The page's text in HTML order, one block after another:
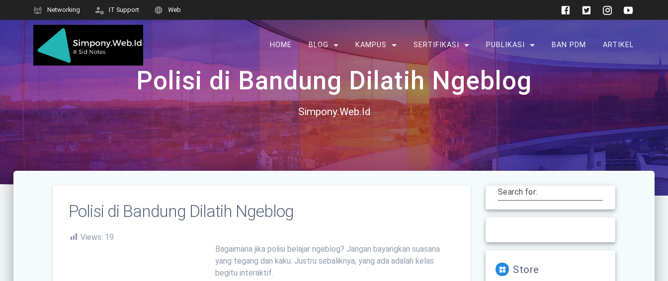
Networking IT Support Web
HOME BLOG KAMPUS SERTIFIKASI PUBLIKASI BAN PDM ARTIKEL
Polisi di Bandung Dilatih Ngeblog
Simpony.Web.Id
Polisi di Bandung Dilatih Ngeblog
Views: 19
Bagaimana jika polisi belajar ngeblog? Jangan bayangkan suasana
yang tegang dan kaku. Justru sebaliknya, yang ada adalah kelas
begitu interaktif.
Search for:
Store